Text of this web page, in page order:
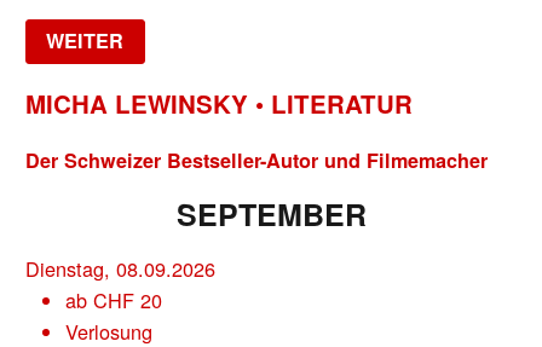
WEITER
MICHA LEWINSKY • LITERATUR
Der Schweizer Bestseller-Autor und Filmemacher
SEPTEMBER
Dienstag, 08.09.2026
ab CHF20
Verlosung